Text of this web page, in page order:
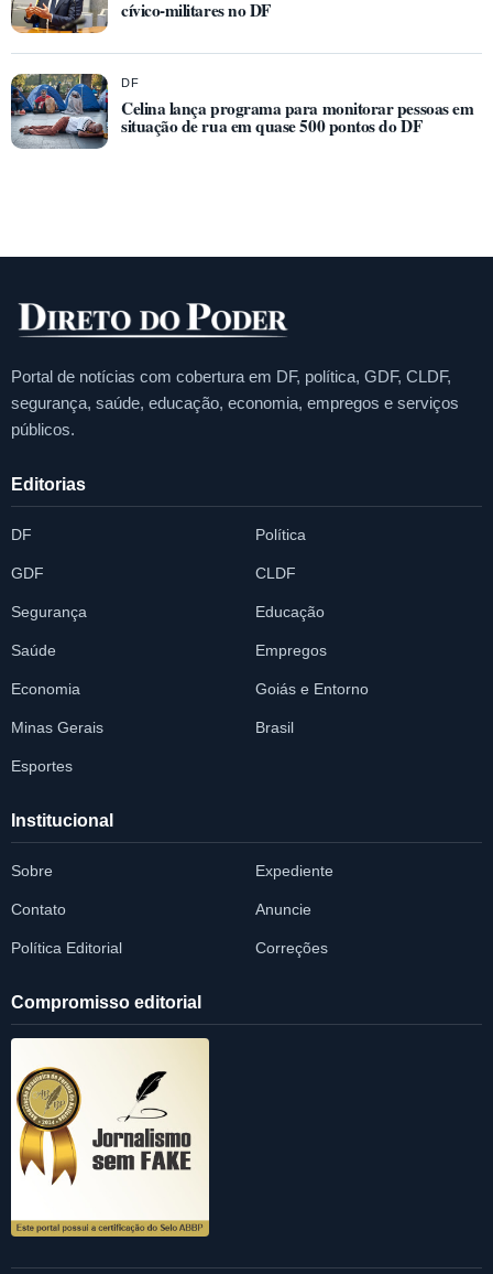
cívico-militares no DF
DF
Celina lança programa para monitorar pessoas em
situação de rua em quase 500 pontos do DF
Portal de notícias com cobertura em DF, política, GDF, CLDF,
segurança, saúde, educação, economia, empregos e serviços
públicos.
Editorias
DF Política
GDF CLDF
Segurança Educação
Saúde Empregos
Economia Goiás e Entorno
Minas Gerais Brasil
Esportes
Institucional
Sobre Expediente
Contato Anuncie
Política Editorial Correções
Compromisso editorial